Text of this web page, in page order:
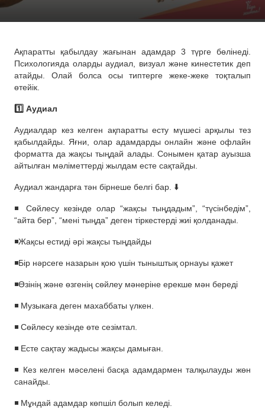
Ақпаратты қабылдау жағынан адамдар 3 түрге бөлінеді.
Психологияда оларды аудиал, визуал және кинестетик деп
атайды. Олай болса осы типтерге жеке-жеке тоқталып
өтейік.
1️⃣ Аудиал
Аудиалдар кез келген ақпаратты есту мүшесі арқылы тез
қабылдайды. Яғни, олар адамдарды онлайн және офлайн
форматта да жақсы тыңдай алады. Сонымен қатар ауызша
айтылған мәліметтерді жылдам есте сақтайды.
Аудиал жандарға тән бірнеше белгі бар. ⬇️
◾️ Сөйлесу кезінде олар “жақсы тыңдадым”, “түсінбедім”,
“айта бер”, “мені тыңда” деген тіркестерді жиі қолданады.
◾️Жақсы естиді әрі жақсы тыңдайды
◾️Бір нәрсеге назарын қою үшін тыныштық орнауы қажет
◾️Өзінің және өзгенің сөйлеу мәнеріне ерекше мән береді
◾️ Музыкаға деген махаббаты үлкен.
◾️ Сөйлесу кезінде өте сезімтал.
◾️ Есте сақтау жадысы жақсы дамыған.
◾️ Кез келген мәселені басқа адамдармен талқылауды жөн
санайды.
◾️ Мұндай адамдар көпшіл болып келеді.